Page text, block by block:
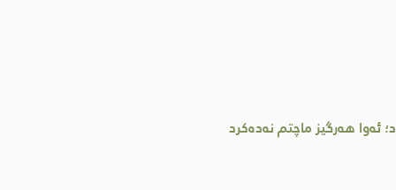
ئەوا هەرگیز ماچتم نەدەکرد